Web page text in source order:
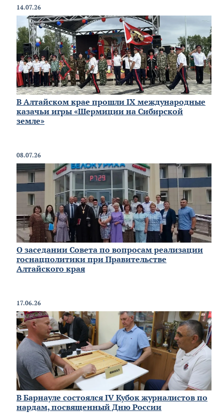
14.07.26
В Алтайском крае прошли IX международные
казачьи игры «Шермиции на Сибирской
земле»
08.07.26
О заседании Совета по вопросам реализации
госнацполитики при Правительстве
Алтайского края
17.06.26
В Барнауле состоялся IV Кубок журналистов по
нардам, посвященный Дню России